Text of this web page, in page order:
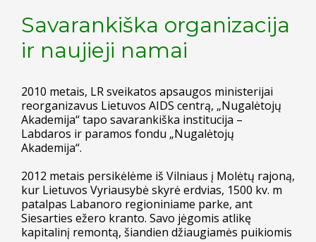
Savarankiška organizacija
ir naujieji namai
2010 metais, LR sveikatos apsaugos ministerijai
reorganizavus Lietuvos AIDS centrą, „Nugalėtojų
Akademija“ tapo savarankiška institucija –
Labdaros ir paramos fondu „Nugalėtojų
Akademija“.
2012 metais persikėlėme iš Vilniaus į Molėtų rajoną,
kur Lietuvos Vyriausybė skyrė erdvias, 1500 kv. m
patalpas Labanoro regioniniame parke, ant
Siesarties ežero kranto. Savo jėgomis atlikę
kapitalinį remontą, šiandien džiaugiamės puikiomis